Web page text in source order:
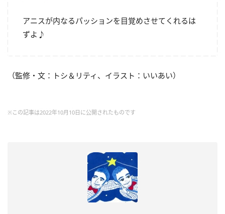
アニスが内なるパッションを目覚めさせてくれるは
ずよ♪
（監修・文：トシ＆リティ、イラスト：いいあい）
※この記事は2022年10月10日に公開されたものです